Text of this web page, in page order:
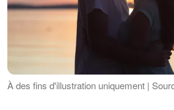
À des fins d'illustration uniquement |